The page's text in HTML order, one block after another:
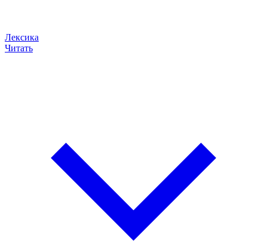
Лексика
Читать